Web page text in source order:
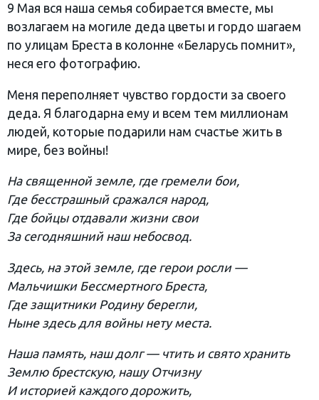
9 Мая вся наша семья собирается вместе, мы
возлагаем на могиле деда цветы и гордо шагаем
по улицам Бреста в колонне «Беларусь помнит»,
неся его фотографию.
Меня переполняет чувство гордости за своего
деда. Я благодарна ему и всем тем миллионам
людей, которые подарили нам счастье жить в
мире, без войны!
На священной земле, где гремели бои,
Где бесстрашный сражался народ,
Где бойцы отдавали жизни свои
За сегодняшний наш небосвод.
Здесь, на этой земле, где герои росли —
Мальчишки Бессмертного Бреста,
Где защитники Родину берегли,
Ныне здесь для войны нету места.
Наша память, наш долг — чтить и свято хранить
Землю брестскую, нашу Отчизну
И историей каждого дорожить,